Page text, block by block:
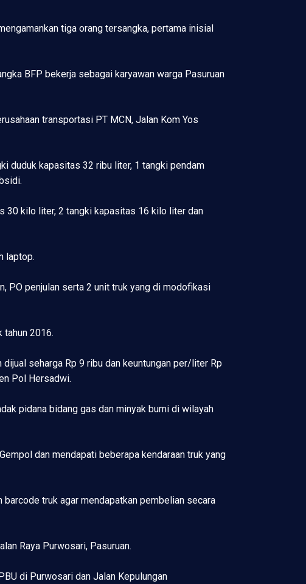
tiga orang tersangka, pertama inisial
BFP bekerja sebagai karyawan warga Pasuruan
transportasi PT MCN, Jalan Kom Yos
duduk kapasitas 32 ribu liter, 1 tangki pendam
30 kilo liter, 2 tangki kapasitas 16 kilo liter dan
laptop.
PO penjulan serta 2 unit truk yang di modofikasi
tahun 2016.
seharga Rp 9 ribu dan keuntungan per/liter Rp
Pol Hersadwi.
pidana bidang gas dan minyak bumi di wilayah
dan mendapati beberapa kendaraan truk yang
truk agar mendapatkan pembelian secara
Raya Purwosari, Pasuruan.
di Purwosari dan Jalan Kepulungan